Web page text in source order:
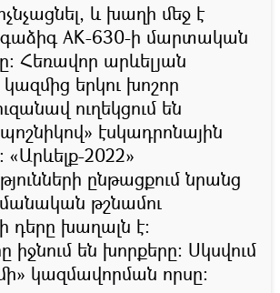
և խաղի մեջ է
AK-630-ի մարտական
Հեռավոր արևելյան
երկու խոշոր
ուղեկցում են
էսկադրոնային
2022»
ընթացքում նրանց
թշնամու
դերը խաղալն է։
իջնում են խորքերը։ Սկսվում
կազմավորման որսը։